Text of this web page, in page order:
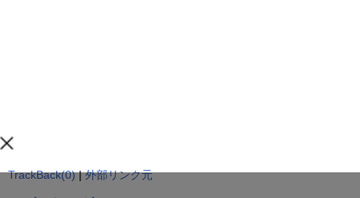
TrackBack(0)|外部リンク元